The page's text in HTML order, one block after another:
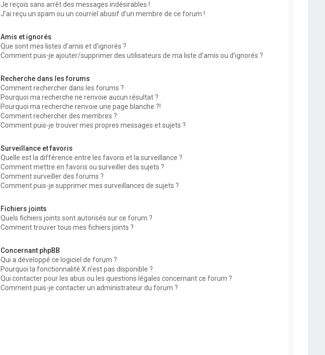
Je reçois sans arrêt des messages indésirables !
J’ai reçu un spam ou un courriel abusif d’un membre de ce forum !
Amis et ignorés
Que sont mes listes d’amis et d’ignorés ?
Comment puis-je ajouter/supprimer des utilisateurs de ma liste d’amis ou d’ignorés ?
Recherche dans les forums
Comment rechercher dans les forums ?
Pourquoi ma recherche ne renvoie aucun résultat ?
Pourquoi ma recherche renvoie une page blanche ?!
Comment rechercher des membres ?
Comment puis-je trouver mes propres messages et sujets ?
Surveillance et favoris
Quelle est la différence entre les favoris et la surveillance ?
Comment mettre en favoris ou surveiller des sujets ?
Comment surveiller des forums ?
Comment puis-je supprimer mes surveillances de sujets ?
Fichiers joints
Quels fichiers joints sont autorisés sur ce forum ?
Comment trouver tous mes fichiers joints ?
Concernant phpBB
Qui a développé ce logiciel de forum ?
Pourquoi la fonctionnalité X n’est pas disponible ?
Qui contacter pour les abus ou les questions légales concernant ce forum ?
Comment puis-je contacter un administrateur du forum ?